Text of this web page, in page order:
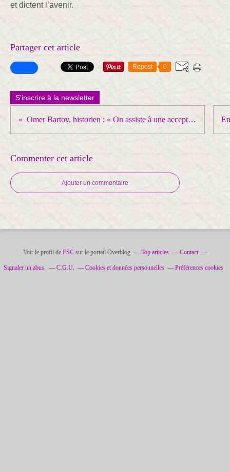
et dictent l’avenir.
Partager cet article
Repost 0
S'inscrire à la newsletter
Omer Bartov, historien : « On assiste à une acceptation tacite, une résignation, voire une indifférence, de la société israélienne face à ce qui se passe à Gaza »
Commenter cet article
Ajouter un commentaire
Voir le profil de FSCsur le portail Overblog Top articles Contact
Signaler un abus C.G.U. Cookies et données personnelles Préférences cookies